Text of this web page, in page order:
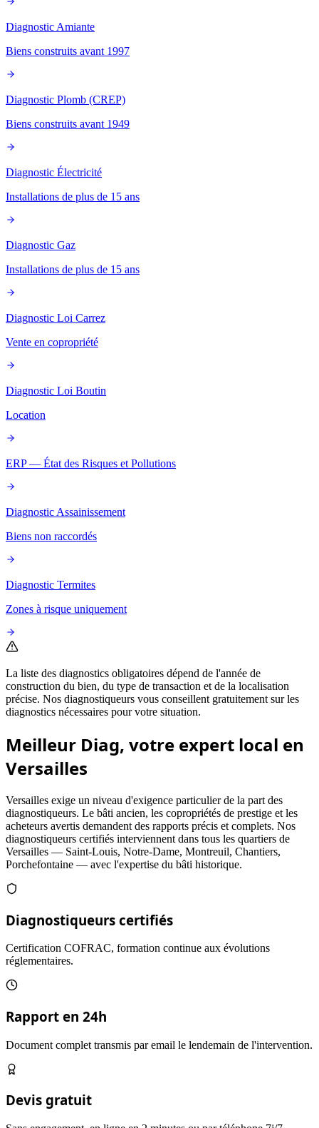
Diagnostic Amiante
Biens construits avant 1997
Diagnostic Plomb (CREP)
Biens construits avant 1949
Diagnostic Électricité
Installations de plus de 15 ans
Diagnostic Gaz
Installations de plus de 15 ans
Diagnostic Loi Carrez
Vente en copropriété
Diagnostic Loi Boutin
Location
ERP — État des Risques et Pollutions
Diagnostic Assainissement
Biens non raccordés
Diagnostic Termites
Zones à risque uniquement
La liste des diagnostics obligatoires dépend de l'année de
construction du bien, du type de transaction et de la localisation
précise. Nos diagnostiqueurs vous conseillent gratuitement sur les
diagnostics nécessaires pour votre situation.
Meilleur Diag, votre expert local en
Versailles
Versailles exige un niveau d'exigence particulier de la part des
diagnostiqueurs. Le bâti ancien, les copropriétés de prestige et les
acheteurs avertis demandent des rapports précis et complets. Nos
diagnostiqueurs certifiés interviennent dans tous les quartiers de
Versailles — Saint-Louis, Notre-Dame, Montreuil, Chantiers,
Porchefontaine — avec l'expertise du bâti historique.
Diagnostiqueurs certifiés
Certification COFRAC, formation continue aux évolutions
réglementaires.
Rapport en 24h
Document complet transmis par email le lendemain de l'intervention.
Devis gratuit